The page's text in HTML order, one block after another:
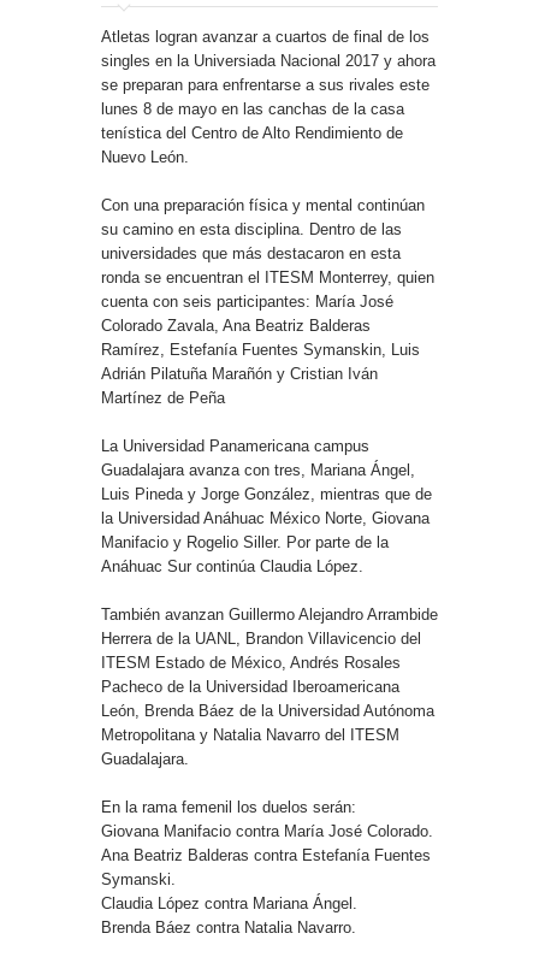
Atletas logran avanzar a cuartos de final de los
singles en la Universiada Nacional 2017 y ahora
se preparan para enfrentarse a sus rivales este
lunes 8 de mayo en las canchas de la casa
tenística del Centro de Alto Rendimiento de
Nuevo León.
Con una preparación física y mental continúan
su camino en esta disciplina. Dentro de las
universidades que más destacaron en esta
ronda se encuentran el ITESM Monterrey, quien
cuenta con seis participantes: María José
Colorado Zavala, Ana Beatriz Balderas
Ramírez, Estefanía Fuentes Symanskin, Luis
Adrián Pilatuña Marañón y Cristian Iván
Martínez de Peña
La Universidad Panamericana campus
Guadalajara avanza con tres, Mariana Ángel,
Luis Pineda y Jorge González, mientras que de
la Universidad Anáhuac México Norte, Giovana
Manifacio y Rogelio Siller. Por parte de la
Anáhuac Sur continúa Claudia López.
También avanzan Guillermo Alejandro Arrambide
Herrera de la UANL, Brandon Villavicencio del
ITESM Estado de México, Andrés Rosales
Pacheco de la Universidad Iberoamericana
León, Brenda Báez de la Universidad Autónoma
Metropolitana y Natalia Navarro del ITESM
Guadalajara.
En la rama femenil los duelos serán:
Giovana Manifacio contra María José Colorado.
Ana Beatriz Balderas contra Estefanía Fuentes
Symanski.
Claudia López contra Mariana Ángel.
Brenda Báez contra Natalia Navarro.